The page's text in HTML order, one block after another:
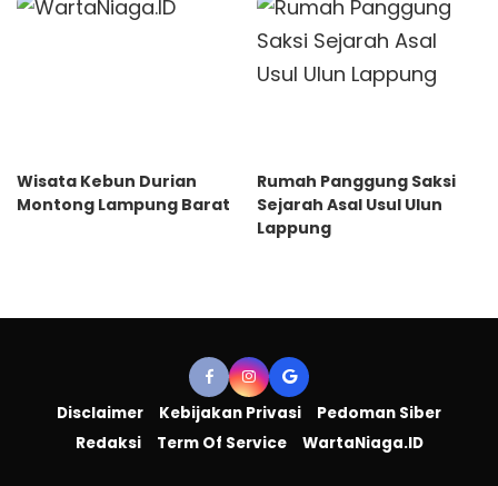
Wisata Kebun Durian
Montong Lampung Barat
Rumah Panggung Saksi
Sejarah Asal Usul Ulun
Lappung
Disclaimer Kebijakan Privasi
Pedoman Siber
Redaksi
Term Of Service WartaNiaga.ID